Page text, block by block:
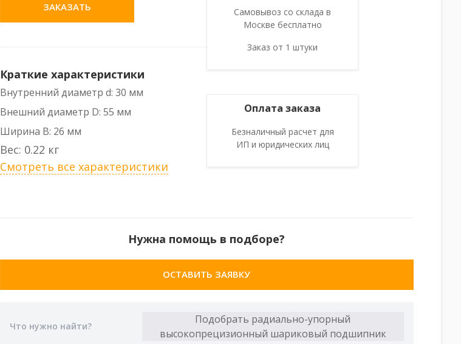
ЗАКАЗАТЬ
Краткие характеристики
Внутренний диаметр d: 30 мм
Внешний диаметр D: 55 мм
Ширина B: 26 мм
Вес: 0.22 кг
Смотреть все характеристики
Самовывоз со склада в
Москве бесплатно
Заказ от 1 штуки
Оплата заказа
Безналичный расчет для
ИП и юридических лиц
Нужна помощь в подборе?
ОСТАВИТЬ ЗАЯВКУ